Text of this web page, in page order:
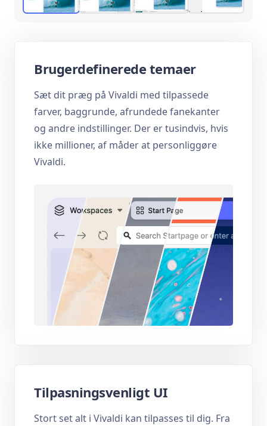
Brugerdefinerede temaer
Sæt dit præg på Vivaldi med tilpassede
farver, baggrunde, afrundede fanekanter
og andre indstillinger. Der er tusindvis, hvis
ikke millioner, af måder at personliggøre
Vivaldi.
Tilpasningsvenligt UI
Stort set alt i Vivaldi kan tilpasses til dig. Fra